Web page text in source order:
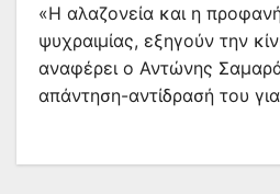
«Η αλαζονεία και η
ψυχραιμίας, εξηγούν την
αναφέρει ο Αντώνης
απάντηση-αντίδρασή του